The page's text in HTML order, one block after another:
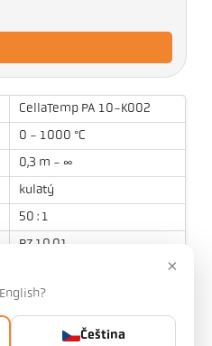
CellaTemp PA 10-K002
0 - 1000 °C
0,3 m - ∞
kulatý
50 : 1
PZ 10.01
Průhled objektivem
×
Čeština